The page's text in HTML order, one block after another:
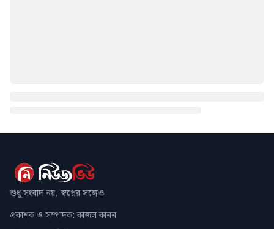
শুধু সংবাদ নয়, স্বপ্নের সঙ্গেও
প্রকাশক ও সম্পাদক: কাজল কানন